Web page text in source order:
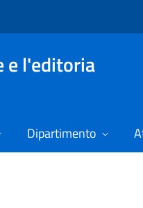
e l'editoria
Dipartimento